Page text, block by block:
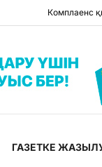
Комплаенс
ГАЗЕТКЕ